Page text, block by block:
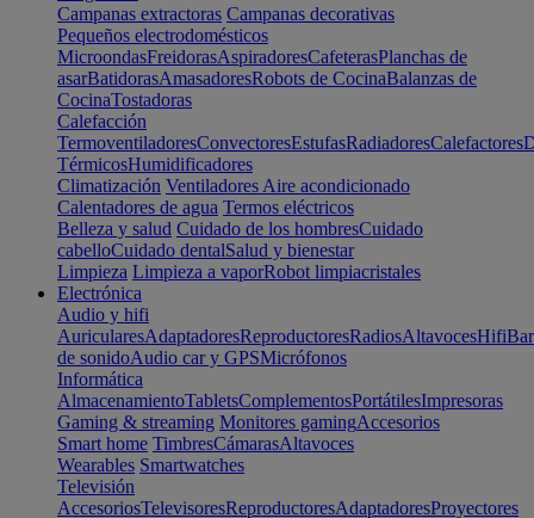
Campanas extractoras Campanas decorativas
Pequeños electrodomésticos
MicroondasFreidorasAspiradoresCafeterasPlanchas de
asarBatidorasAmasadoresRobots de CocinaBalanzas de
CocinaTostadoras
Calefacción
TermoventiladoresConvectoresEstufasRadiadoresCalefactores
TérmicosHumidificadores
Climatización Ventiladores Aire acondicionado
Calentadores de agua Termos eléctricos
Belleza y salud Cuidado de los hombresCuidado
cabelloCuidado dentalSalud y bienestar
Limpieza Limpieza a vaporRobot limpiacristales
Electrónica
Audio y hifi
AuricularesAdaptadoresReproductoresRadiosAltavocesHifi
de sonidoAudio car y GPSMicrófonos
Informática
AlmacenamientoTabletsComplementosPortátilesImpresoras
Gaming & streaming Monitores gamingAccesorios
Smart home TimbresCámarasAltavoces
Wearables Smartwatches
Televisión
AccesoriosTelevisoresReproductoresAdaptadoresProyectores